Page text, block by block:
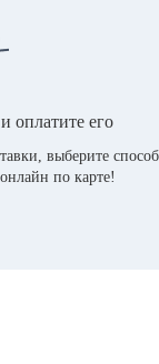
оплатите его
выберите
по карте!